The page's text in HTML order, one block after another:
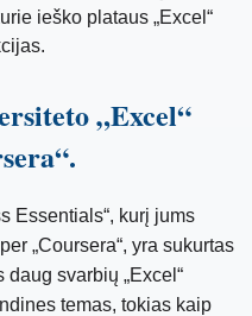
ieško plataus „Excel“
„Excel“
Essentials“, kurį jums
„Coursera“, yra sukurtas
svarbių „Excel“
temas, tokias kaip